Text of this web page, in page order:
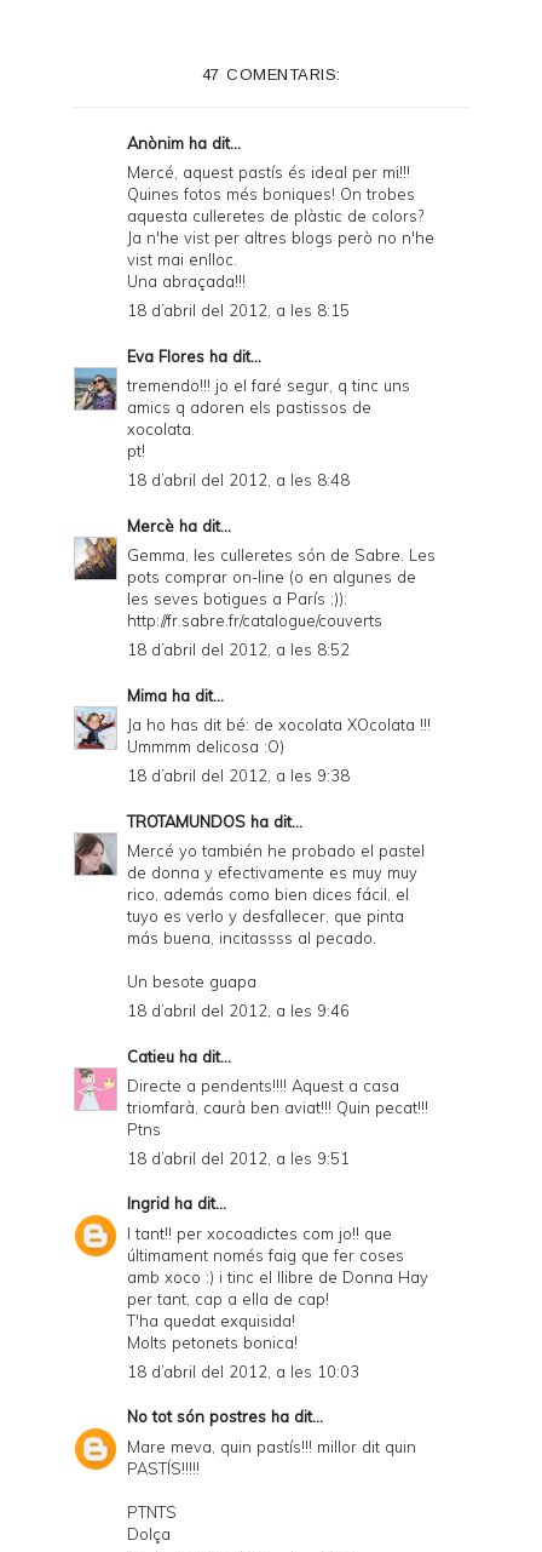
i
e
d
y
a
d
P
D
F
47 COMENTARIS:
Anònim ha dit...
Mercé, aquest pastís és ideal per mi!!!
Quines fotos més boniques! On trobes
aquesta culleretes de plàstic de colors?
Ja n'he vist per altres blogs però no n'he
vist mai enlloc.
Una abraçada!!!
18 d’abril del 2012, a les 8:15
Eva Flores ha dit...
tremendo!!! jo el faré segur, q tinc uns
amics q adoren els pastissos de
xocolata.
pt!
18 d’abril del 2012, a les 8:48
Mercè ha dit...
Gemma, les culleretes són de Sabre. Les
pots comprar on-line (o en algunes de
les seves botigues a París ;)):
http://fr.sabre.fr/catalogue/couverts
18 d’abril del 2012, a les 8:52
Mima ha dit...
Ja ho has dit bé: de xocolata XOcolata !!!
Ummmm delicosa :O)
18 d’abril del 2012, a les 9:38
TROTAMUNDOS ha dit...
Mercé yo también he probado el pastel
de donna y efectivamente es muy muy
rico, además como bien dices fácil, el
tuyo es verlo y desfallecer, que pinta
más buena, incitassss al pecado.
Un besote guapa
18 d’abril del 2012, a les 9:46
Catieu ha dit...
Directe a pendents!!!! Aquest a casa
triomfarà, caurà ben aviat!!! Quin pecat!!!
Ptns
18 d’abril del 2012, a les 9:51
Ingrid ha dit...
I tant!! per xocoadictes com jo!! que
últimament només faig que fer coses
amb xoco :) i tinc el llibre de Donna Hay
per tant, cap a ella de cap!
T'ha quedat exquisida!
Molts petonets bonica!
18 d’abril del 2012, a les 10:03
No tot són postres ha dit...
Mare meva, quin pastís!!! millor dit quin
PASTÍS!!!!!
PTNTS
Dolça